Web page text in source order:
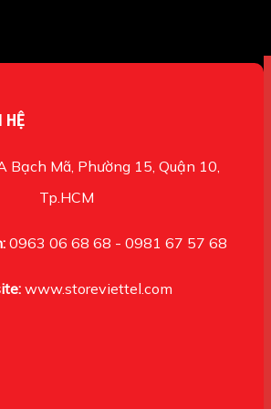
HỆ
Bạch Mã, Phường 15, Quận 10,
Tp.HCM
0963 06 68 68 - 0981 67 57 68
www.storeviettel.com